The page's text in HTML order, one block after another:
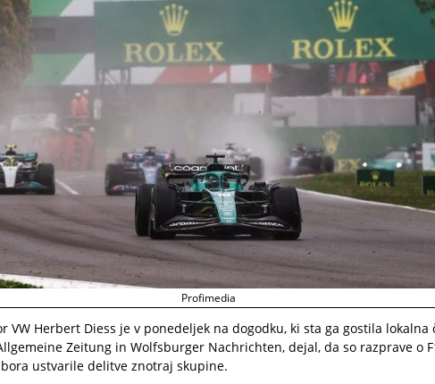
Profimedia
VW Herbert Diess je v ponedeljek na dogodku, ki sta ga gostila lokalna
Zeitung in Wolfsburger Nachrichten, dejal, da so razprave o
ustvarile delitve znotraj skupine.